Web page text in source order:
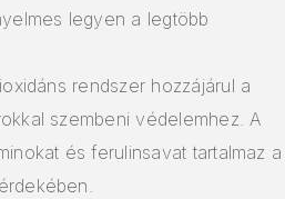
legyen a legtöbb
rendszer hozzájárul a
szembeni védelemhez. A
és ferulinsavat tartalmaz a